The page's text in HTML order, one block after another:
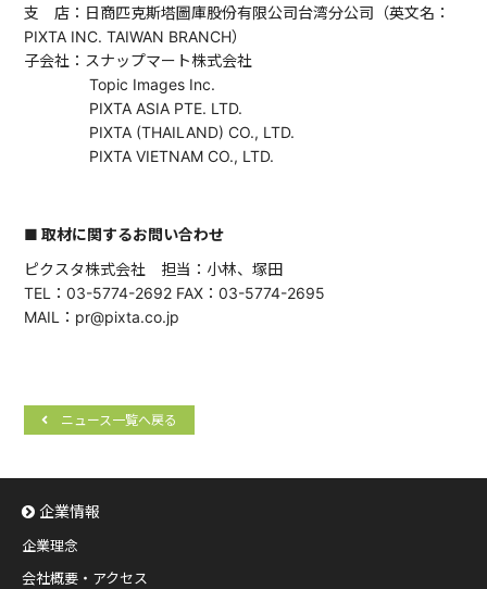
支 店：日商匹克斯塔圖庫股份有限公司台湾分公司（英文名：
PIXTA INC. TAIWAN BRANCH）
子会社：スナップマート株式会社
Topic Images Inc.
PIXTA ASIA PTE. LTD.
PIXTA (THAILAND) CO., LTD.
PIXTA VIETNAM CO., LTD.
■ 取材に関するお問い合わせ
ピクスタ株式会社 担当：小林、塚田
TEL：03-5774-2692 FAX：03-5774-2695
MAIL：pr@pixta.co.jp
ニュース一覧へ戻る
企業情報
企業理念
会社概要・アクセス